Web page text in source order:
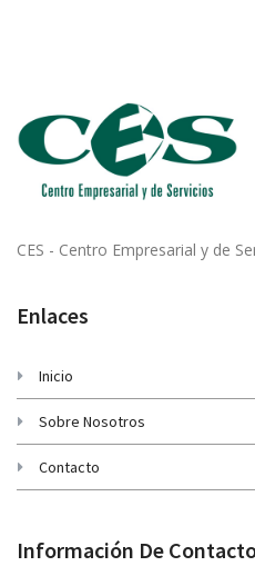
CES - Centro Empresarial y de
Enlaces
Inicio
Sobre Nosotros
Contacto
Información De